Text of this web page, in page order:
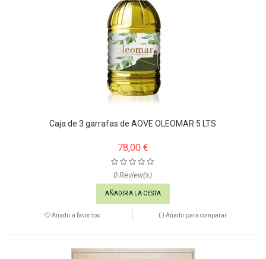
Caja de 3 garrafas de AOVE OLEOMAR 5 LTS
78,00 €
0 Review(s)
AÑADIR A LA CESTA
Añadir a favoritos Añadir para comparar